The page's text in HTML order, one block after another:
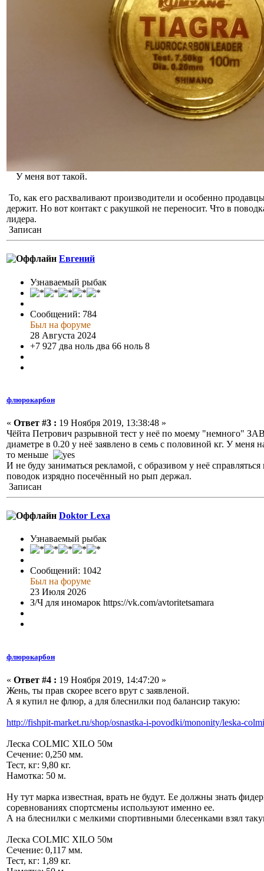
У меня вот такой.
То, как его расхваливают производители и особенно
держит. Но вот контакт с ракушкой не переносит. Что в
лидера.
Записан
Евгений
Узнаваемый рыбак
Сообщений: 784
Был на форуме
28 Августа 2024
+7 927 два ноль два 66 ноль 8
флюрокарбон
« Ответ #3 : 19 Ноября 2019, 13:38:48 »
Чёйта Петрович разрывной тест у неё по моему
диаметре в 0.20 у неё заявлено в семь с половиной кг. У
то меньше
И не буду заниматься рекламой, с образивом у неё
поводок изрядно посечённый но рып держал.
Записан
Doktor Lexa
Узнаваемый рыбак
Сообщений: 1042
Был на форуме
23 Июля 2026
З/Ч для иномарок https://vk.com/avtoritetsamara
флюрокарбон
« Ответ #4 : 19 Ноября 2019, 14:47:20 »
Жень, ты прав скорее всего врут с заявленой.
А я купил не флюр, а для блеснилки под балансир такую:
http://fishpit-market.ru/shop/osnastka-i-povodki/mononity/leska-
Леска COLMIC XILO 50м
Сечение: 0,250 мм.
Тест, кг: 9,80 кг.
Намотка: 50 м.
Ну тут марка известная, врать не будут. Ее должны знать
соревнованиях спортсмены используют именно ее.
А на блеснилки с мелкими спортивными блесенками взял
Леска COLMIC XILO 50м
Сечение: 0,117 мм.
Тест, кг: 1,89 кг.